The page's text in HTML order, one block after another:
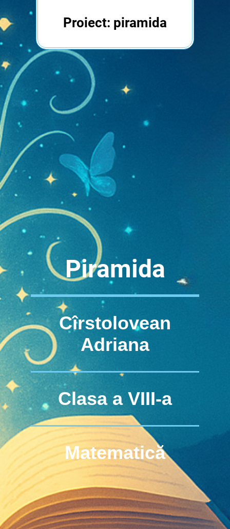
Proiect: piramida
Piramida
Cîrstolovean
Adriana
Clasa a VIII-a
Matematică